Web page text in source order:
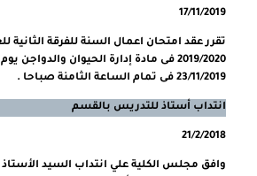
17/11/2019
تقرر عقد امتحان اعمال السنة للفرقة الثانية
2019/2020 فى مادة إدارة الحيوان
23/11/2019 فى تمام الساعة الثامنة صباحا .
انتداب أستاذ للتدريس بالقسم
21/2/2018
وافق مجلس الكلية علي انتداب السيد الأستاذ